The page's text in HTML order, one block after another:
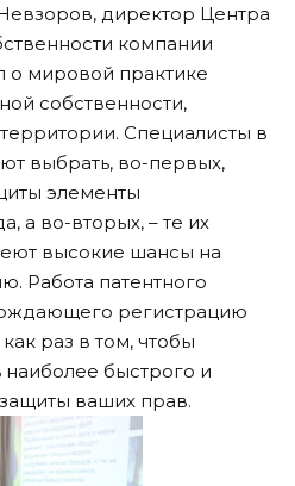
директор Центра
компании
о мировой практике
собственности,
Специалисты в
выбрать, во-первых,
элементы
а во-вторых, – те их
высокие шансы на
Работа патентного
регистрацию
раз в том, чтобы
наиболее быстрого и
ваших прав.